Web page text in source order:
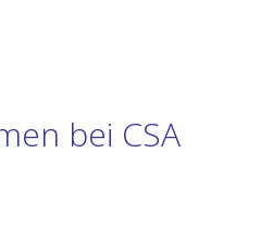
bei CSA